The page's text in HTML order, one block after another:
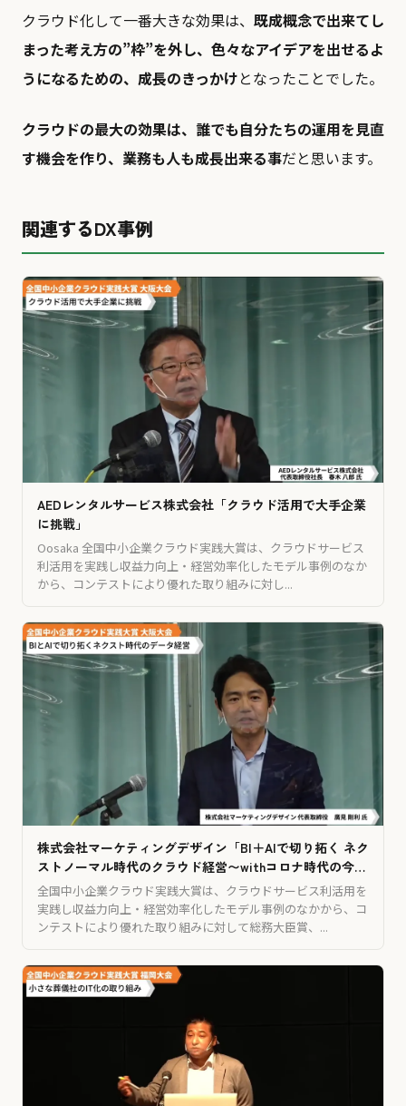
クラウド化して一番大きな効果は、 既成概念で出来てし
まった考え⽅の”枠”を外し、⾊々なアイデアを出せるよ
うになるための、成⻑のきっかけとなったことでした。
クラウドの最⼤の効果は、誰でも⾃分たちの運⽤を⾒直
す機会を作り、業務も⼈も成⻑出来る事だと思います。
関連するDX事例
AEDレンタルサービス株式会社「クラウド活用で大手企業
に挑戦」
Oosaka 全国中小企業クラウド実践大賞は、クラウドサービス
利活用を実践し収益力向上・経営効率化したモデル事例のなか
から、コンテストにより優れた取り組みに対し...
株式会社マーケティングデザイン「BI＋AIで切り拓く ネク
ストノーマル時代のクラウド経営〜withコロナ時代の今だ
からこそ活かす⼈とAIの可能性〜」
全国中小企業クラウド実践大賞は、クラウドサービス利活用を
実践し収益力向上・経営効率化したモデル事例のなかから、コ
ンテストにより優れた取り組みに対して総務大臣賞、...